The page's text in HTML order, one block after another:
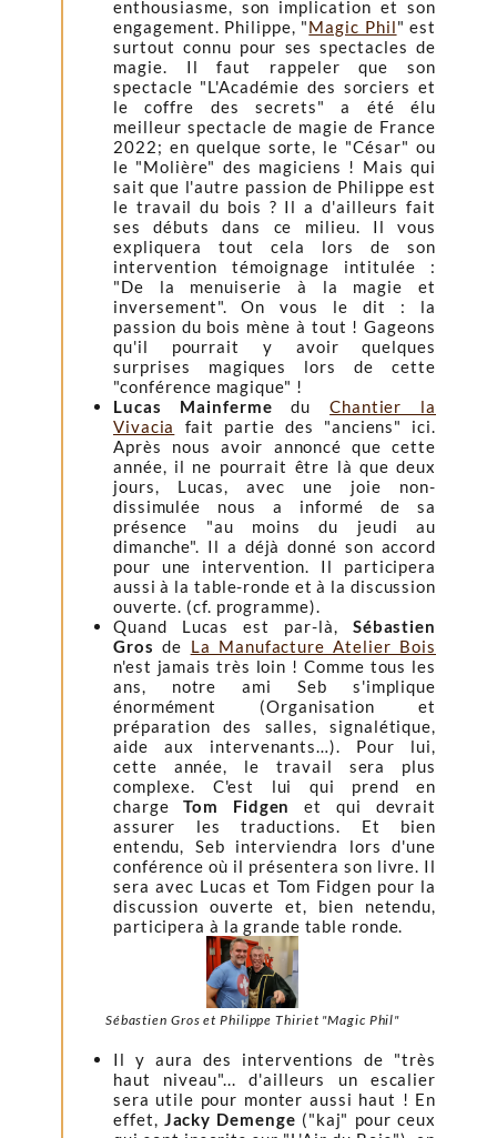
enthousiasme, son implication et son
engagement. Philippe, "Magic Phil" est
surtout connu pour ses spectacles de
magie. Il faut rappeler que son
spectacle "L'Académie des sorciers et
le coffre des secrets" a été élu
meilleur spectacle de magie de France
2022; en quelque sorte, le "César" ou
le "Molière" des magiciens ! Mais qui
sait que l'autre passion de Philippe est
le travail du bois ? Il a d'ailleurs fait
ses débuts dans ce milieu. Il vous
expliquera tout cela lors de son
intervention témoignage intitulée :
"De la menuiserie à la magie et
inversement". On vous le dit : la
passion du bois mène à tout ! Gageons
qu'il pourrait y avoir quelques
surprises magiques lors de cette
"conférence magique" !
Lucas Mainferme duChantier la
Vivacia
fait partie des "anciens" ici.
Après nous avoir annoncé que cette
année, il ne pourrait être là que deux
jours, Lucas, avec une joie non-
dissimulée nous a informé de sa
présence "au moins du jeudi au
dimanche". Il a déjà donné son accord
pour une intervention. Il participera
aussi à la table-ronde et à la discussion
ouverte. (cf. programme).
Quand Lucas est par-là, Sébastien
Gros de La Manufacture Atelier Bois
n'est jamais très loin ! Comme tous les
ans, notre ami Seb s'implique
énormément (Organisation et
préparation des salles, signalétique,
aide aux intervenants…). Pour lui,
cette année, le travail sera plus
complexe. C'est lui qui prend en
chargeTom Fidgen
et qui devrait
assurer les traductions. Et bien
entendu, Seb interviendra lors d'une
conférence où il présentera son livre. Il
sera avec Lucas et Tom Fidgen pour la
discussion ouverte et, bien netendu,
participera à la grande table ronde.
Sébastien Gros et Philippe Thiriet "Magic Phil"
Il y aura des interventions de "très
haut niveau"... d'ailleurs un escalier
sera utile pour monter aussi haut ! En
effet, Jacky Demenge ("kaj" pour ceux